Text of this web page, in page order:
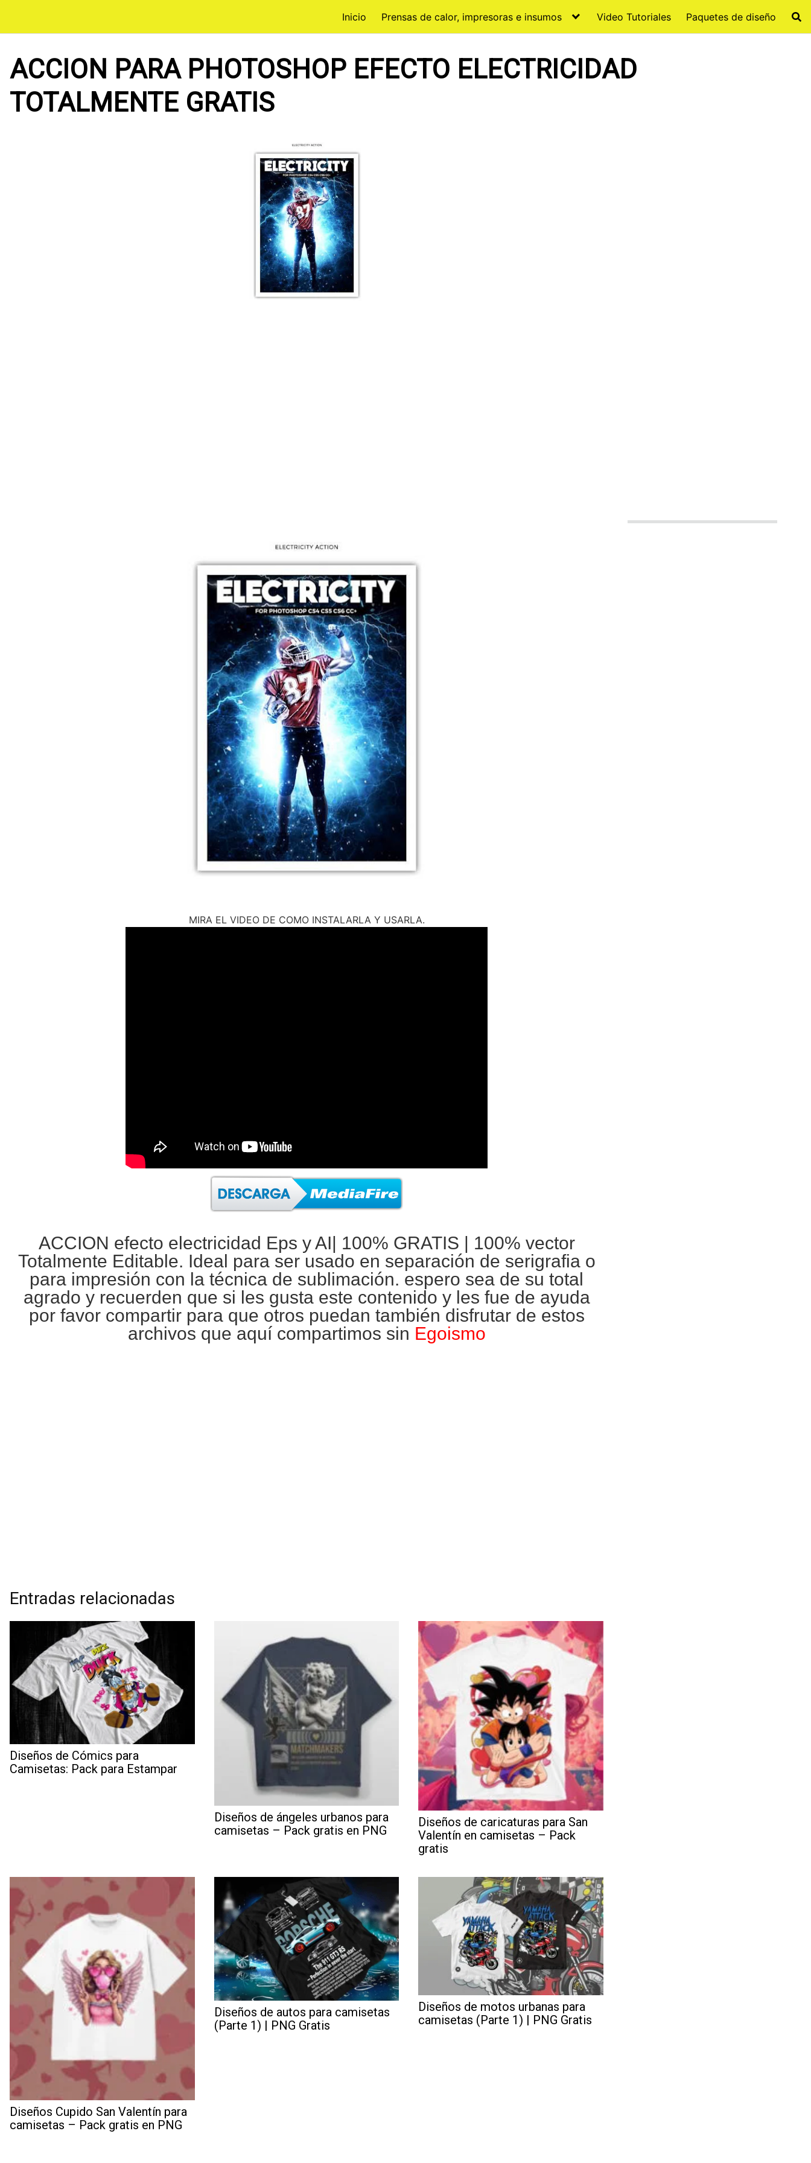
contenido
Inicio Prensas de calor, impresoras e insumos Video Tutoriales Paquetes de diseño
ACCION PARA PHOTOSHOP EFECTO ELECTRICIDAD
TOTALMENTE GRATIS
MIRA EL VIDEO DE COMO INSTALARLA Y USARLA.
ACCION efecto electricidad Eps y AI| 100% GRATIS | 100% vector
Totalmente Editable. Ideal para ser usado en separación de serigrafiao
para impresión con la técnica de sublimación. espero sea de su total
agrado y recuerden que si les gusta este contenido y les fue de ayuda
por favor compartir para que otros puedan también disfrutar de estos
archivos que aquí compartimos sin Egoismo
Entradas relacionadas
Diseños de Cómics para
Camisetas: Pack para Estampar
Diseños de ángeles urbanos para
camisetas – Pack gratis en PNG
Diseños de caricaturas para San
Valentín en camisetas – Pack
gratis
Diseños Cupido San Valentín para
camisetas – Pack gratis en PNG
Diseños de autos para camisetas
(Parte 1) | PNG Gratis
Diseños de motos urbanas para
camisetas (Parte 1) | PNG Gratis